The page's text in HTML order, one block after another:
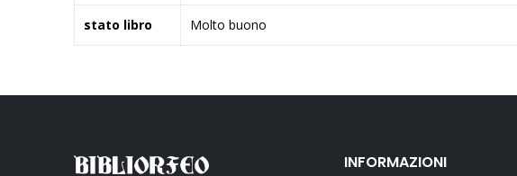
stato libro Molto buono
INFORMAZIONI